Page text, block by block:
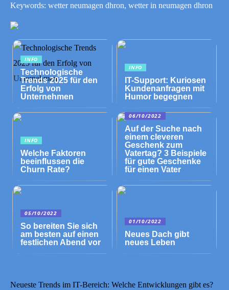
Keywords: wetter neumagen dhron, wetter in neumagen dhron
INFO
Technologische
Trends 2025 für den
Erfolg von
Unternehmen
INFO
IT-Support: Kuriosen
Kundenanfragen mit
Humor begegnen
INFO
Welche Faktoren
beeinflussen die
Churn Rate?
06/10/2022
Auf der Suche nach
einem cleveren
Geschenk zum
Vatertag? 3 Beispiele
für gute Geschenke
für einen Vater
05/10/2022
So bereiten Sie sich
am besten auf einen
festlichen Abend vor
01/10/2022
Neues Dach gibt
neues Leben
Neueste Trends im IT-Bereich: Welche Entwicklungen gibt es?